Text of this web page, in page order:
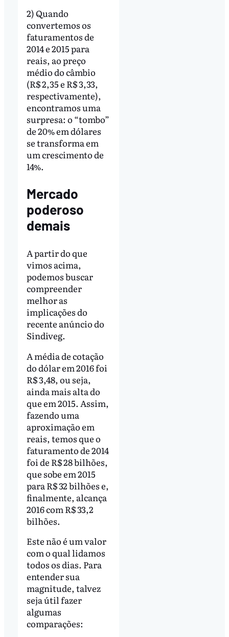
2) Quando
convertemos os
faturamentos de
2014 e 2015 para
reais, ao preço
médio do câmbio
(R$ 2,35 e R$ 3,33,
respectivamente),
encontramos uma
surpresa: o “tombo”
de 20% em dólares
se transforma em
um crescimento de
14%.
Mercado
poderoso
demais
A partir do que
vimos acima,
podemos buscar
compreender
melhor as
implicações do
recente anúncio do
Sindiveg.
A média de cotação
do dólar em 2016 foi
R$ 3,48, ou seja,
ainda mais alta do
que em 2015. Assim,
fazendo uma
aproximação em
reais, temos que o
faturamento de 2014
foi de R$ 28 bilhões,
que sobe em 2015
para R$ 32 bilhões e,
finalmente, alcança
2016 com R$ 33,2
bilhões.
Este não é um valor
com o qual lidamos
todos os dias. Para
entender sua
magnitude, talvez
seja útil fazer
algumas
comparações: